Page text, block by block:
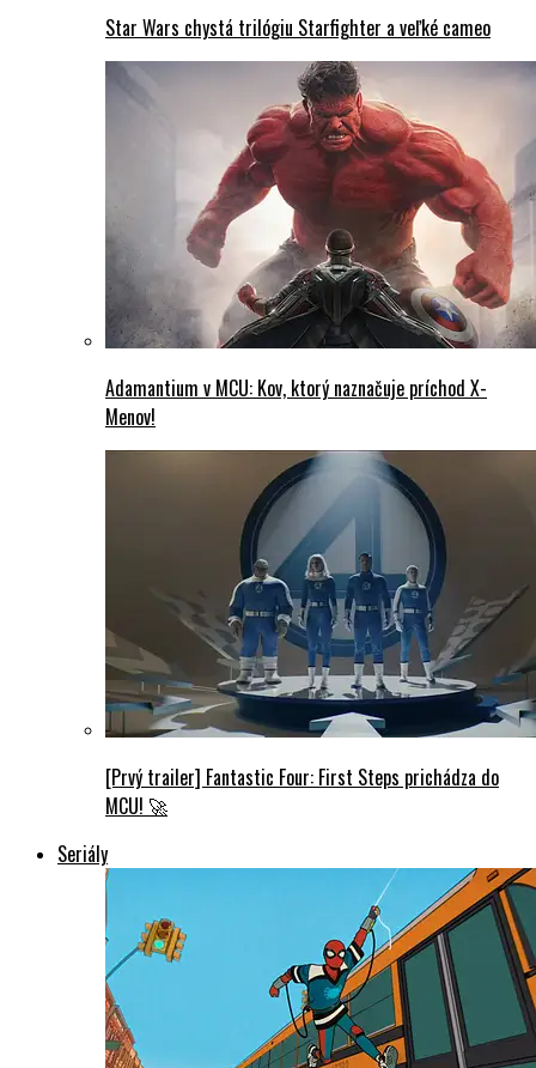
Star Wars chystá trilógiu Starfighter a veľké cameo
Adamantium v MCU: Kov, ktorý naznačuje príchod X-
Menov!
[Prvý trailer] Fantastic Four: First Steps prichádza do
MCU! 🚀
Seriály